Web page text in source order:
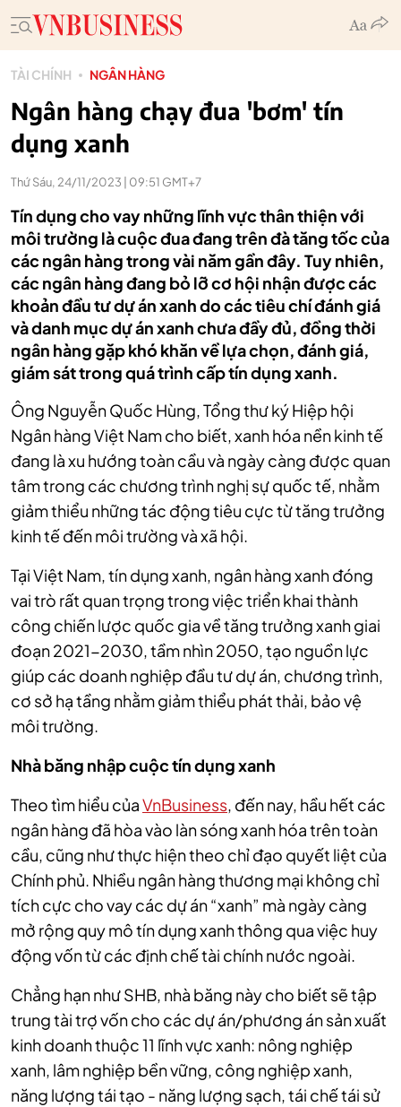
TÀI CHÍNH NGÂN HÀNG
Ngân hàng chạy đua 'bơm' tín
dụng xanh
Thứ Sáu, 24/11/2023 | 09:51 GMT+7
Tín dụng cho vay những lĩnh vực thân thiện với
môi trường là cuộc đua đang trên đà tăng tốc của
các ngân hàng trong vài năm gần đây. Tuy nhiên,
các ngân hàng đang bỏ lỡ cơ hội nhận được các
khoản đầu tư dự án xanh do các tiêu chí đánh giá
và danh mục dự án xanh chưa đầy đủ, đồng thời
ngân hàng gặp khó khăn về lựa chọn, đánh giá,
giám sát trong quá trình cấp tín dụng xanh.
Ông Nguyễn Quốc Hùng, Tổng thư ký Hiệp hội
Ngân hàng Việt Nam cho biết, xanh hóa nền kinh tế
đang là xu hướng toàn cầu và ngày càng được quan
tâm trong các chương trình nghị sự quốc tế, nhằm
giảm thiểu những tác động tiêu cực từ tăng trưởng
kinh tế đến môi trường và xã hội.
Tại Việt Nam, tín dụng xanh, ngân hàng xanh đóng
vai trò rất quan trọng trong việc triển khai thành
công chiến lược quốc gia về tăng trưởng xanh giai
đoạn 2021-2030, tầm nhìn 2050, tạo nguồn lực
giúp các doanh nghiệp đầu tư dự án, chương trình,
cơ sở hạ tầng nhằm giảm thiểu phát thải, bảo vệ
môi trường.
Nhà băng nhập cuộc tín dụng xanh
Theo tìm hiểu củaVnBusiness, đến nay, hầu hết các
ngân hàng đã hòa vào làn sóng xanh hóa trên toàn
cầu, cũng như thực hiện theo chỉ đạo quyết liệt của
Chính phủ. Nhiều ngân hàng thương mại không chỉ
tích cực cho vay các dự án “xanh” mà ngày càng
mở rộng quy mô tín dụng xanh thông qua việc huy
động vốn từ các định chế tài chính nước ngoài.
Chẳng hạn như SHB, nhà băng này cho biết sẽ tập
trung tài trợ vốn cho các dự án/phương án sản xuất
kinh doanh thuộc 11 lĩnh vực xanh: nông nghiệp
xanh, lâm nghiệp bền vững, công nghiệp xanh,
năng lượng tái tạo - năng lượng sạch, tái chế tái sử